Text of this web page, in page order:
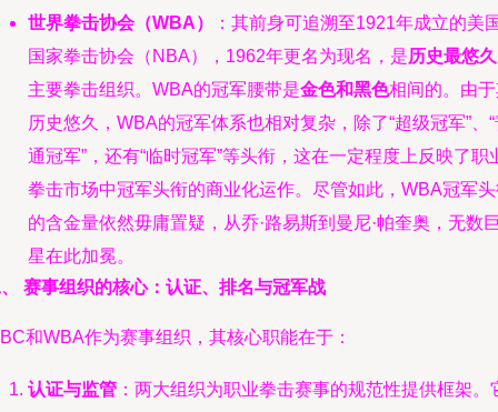
世界拳击协会（WBA）
：其前身可追溯至1921年成立的美
国家拳击协会（NBA），1962年更名为现名，是历史最悠
主要拳击组织。WBA的冠军腰带是金色和黑色相间的。由
历史悠久，WBA的冠军体系也相对复杂，除了“超级冠军”、
通冠军”，还有“临时冠军”等头衔，这在一定程度上反映了职
拳击市场中冠军头衔的商业化运作。尽管如此，WBA冠军
的含金量依然毋庸置疑，从乔·路易斯到曼尼·帕奎奥，无数
星在此加冕。
赛事组织的核心：认证、排名与冠军战
和WBA作为赛事组织，其核心职能在于：
认证与监管 ：两大组织为职业拳击赛事的规范性提供框架。